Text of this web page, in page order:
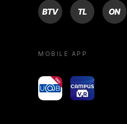
BTV TL ON
MOBILE APP
yoU@B Campus VR